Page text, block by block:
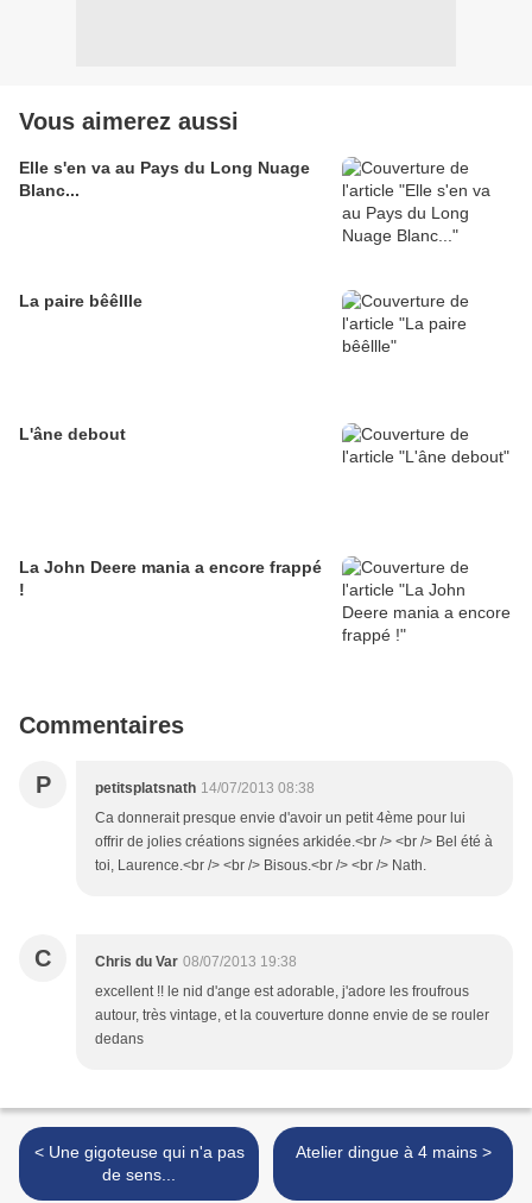
Vous aimerez aussi
Elle s'en va au Pays du Long Nuage
Blanc...
La paire bêêllle
L'âne debout
La John Deere mania a encore frappé
!
Commentaires
P petitsplatsnath 14/07/2013 08:38
Ca donnerait presque envie d'avoir un petit 4ème pour lui
offrir de jolies créations signées arkidée.<br /> <br /> Bel été à
toi, Laurence.<br /> <br /> Bisous.<br /> <br /> Nath.
C Chris du Var 08/07/2013 19:38
excellent !! le nid d'ange est adorable, j'adore les froufrous
autour, très vintage, et la couverture donne envie de se rouler
dedans
< Une gigoteuse qui n'a pas
de sens...
Atelier dingue à 4 mains >